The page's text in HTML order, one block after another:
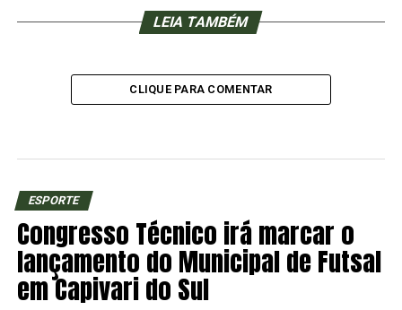
LEIA TAMBÉM
CLIQUE PARA COMENTAR
ESPORTE
Congresso Técnico irá marcar o
lançamento do Municipal de Futsal
em Capivari do Sul